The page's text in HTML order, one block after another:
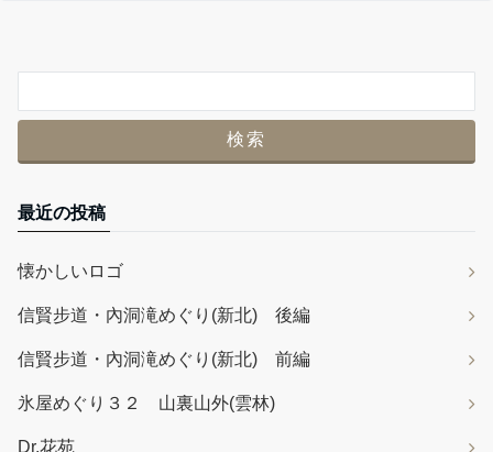
最近の投稿
懐かしいロゴ
信賢步道・內洞滝めぐり(新北) 後編
信賢步道・內洞滝めぐり(新北) 前編
氷屋めぐり３２ 山裏山外(雲林)
Dr.花苑